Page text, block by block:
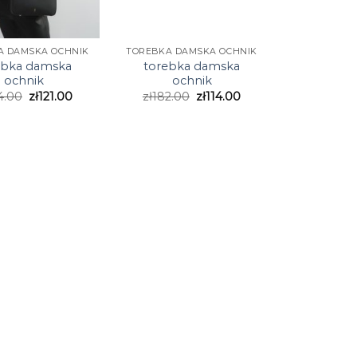
DAMSKA OCHNIK
damska
ochnik
zł121.00
TOREBKA DAMSKA OCHNIK
torebka damska
ochnik
zł182.00 zł114.00